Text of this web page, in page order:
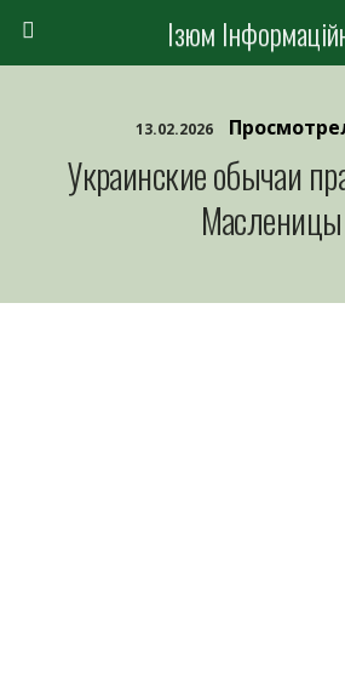
Ізюм
13.02.2026
Украинские обычаи
Масленицы